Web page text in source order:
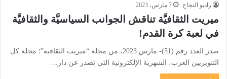
راديو النجاح 7 مارس، 2023
ميريت الثقافيَّة تناقش الجوانب السياسيَّة والثقافيَّة
في لعبة كرة القدم!
صدر العدد رقم (51)- مارس 2023، من مجلة “ميريت الثقافية”؛ مجلة كل
التنويريين العرب، الشهرية الإلكترونية التي تصدر عن دار…